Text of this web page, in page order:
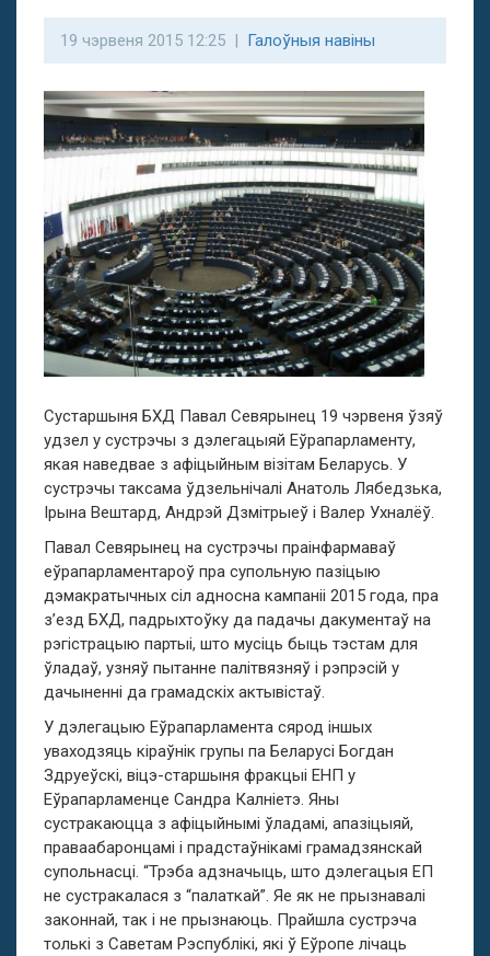
19 чэрвеня 2015 12:25 | Галоўныя навіны
Сустаршыня БХД Павал Севярынец 19 чэрвеня ўзяў
удзел у сустрэчы з дэлегацыяй Еўрапарламенту,
якая наведвае з афіцыйным візітам Беларусь. У
сустрэчы таксама ўдзельнічалі Анатоль Лябедзька,
Ірына Вештард, Андрэй Дзмітрыеў і Валер Ухналёў.
Павал Севярынец на сустрэчы праінфармаваў
еўрапарламентароў пра супольную пазіцыю
дэмакратычных сіл адносна кампаніі 2015 года, пра
з’езд БХД, падрыхтоўку да падачы дакументаў на
рэгістрацыю партыі, што мусіць быць тэстам для
ўладаў, узняў пытанне палітвязняў і рэпрэсій у
дачыненні да грамадскіх актывістаў.
У дэлегацыю Еўрапарламента сярод іншых
уваходзяць кіраўнік групы па Беларусі Богдан
Здруеўскі, віцэ-старшыня фракцыі ЕНП у
Еўрапарламенце Сандра Калніетэ. Яны
сустракаюцца з афіцыйнымі ўладамі, апазіцыяй,
праваабаронцамі і прадстаўнікамі грамадзянскай
супольнасці. “Трэба адзначыць, што дэлегацыя ЕП
не сустракалася з “палаткай”. Яе як не прызнавалі
законнай, так і не прызнаюць. Прайшла сустрэча
толькі з Саветам Рэспублікі, які ў Еўропе лічаць